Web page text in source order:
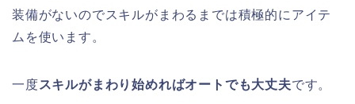
装備がないのでスキルがまわるまでは積極的にアイテ
ムを使います。
一度スキルがまわり始めればオートでも大丈夫です。